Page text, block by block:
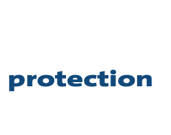
protection